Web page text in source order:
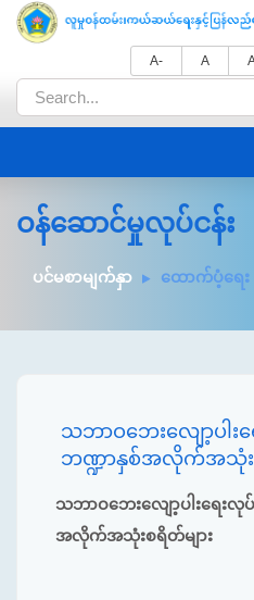
A- A
ဝန်ဆောင်မှုလုပ်ငန်း
ပင်မစာမျက်နှာ ထောက်ပံ့ရေး
သဘာ‌ဝဘေးလျော့ပါး
ဘဏ္ဍာနှစ်အလိုက်အသုံးစ
သဘာ‌ဝဘေးလျော့ပါးရေးလု
အလိုက်အသုံးစရိတ်များ